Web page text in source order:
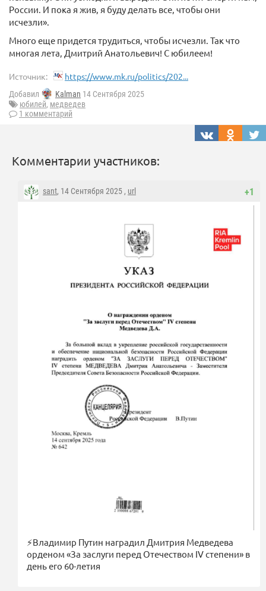
России. И пока я жив, я буду делать все, чтобы они
исчезли».
Много еще придется трудиться, чтобы исчезли. Так что
многая лета, Дмитрий Анатольевич! С юбилеем!
Источник: https://www.mk.ru/politics/202...
Добавил Kalman 14 Сентября 2025
юбилей, медведев
1 комментарий
Комментарии участников:
+1
sant, 14 Сентября 2025 , url
⚡️Владимир Путин наградил Дмитрия Медведева
орденом «За заслуги перед Отечеством IV степени» в
день его 60-летия